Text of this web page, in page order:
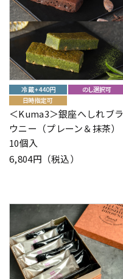
＜Kuma3＞銀座へしれブラ
ウニー（プレーン＆抹茶）
10個入
6,804円（税込）